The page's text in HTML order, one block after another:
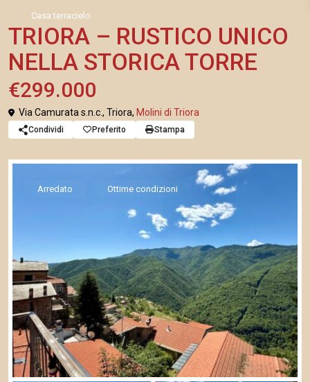
Casa terracielo
TRIORA – RUSTICO UNICO
NELLA STORICA TORRE
€299.000
Via Camurata s.n.c., Triora, Molini di Triora
Condividi Preferito Stampa
Arredato Ottime condizioni